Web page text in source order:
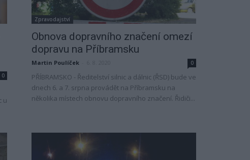
0
u
Zpravodajství
Obnova dopravního značení omezí
dopravu na Příbramsku
Martin Poulíček 0
PŘÍBRAMSKO - Ředitelství silnic a dálnic (ŘSD) bude ve
dnech 6. a 7. srpna provádět na Příbramsku na
několika místech obnovu dopravního značení. Řidiči...